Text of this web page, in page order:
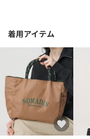
着用アイテム